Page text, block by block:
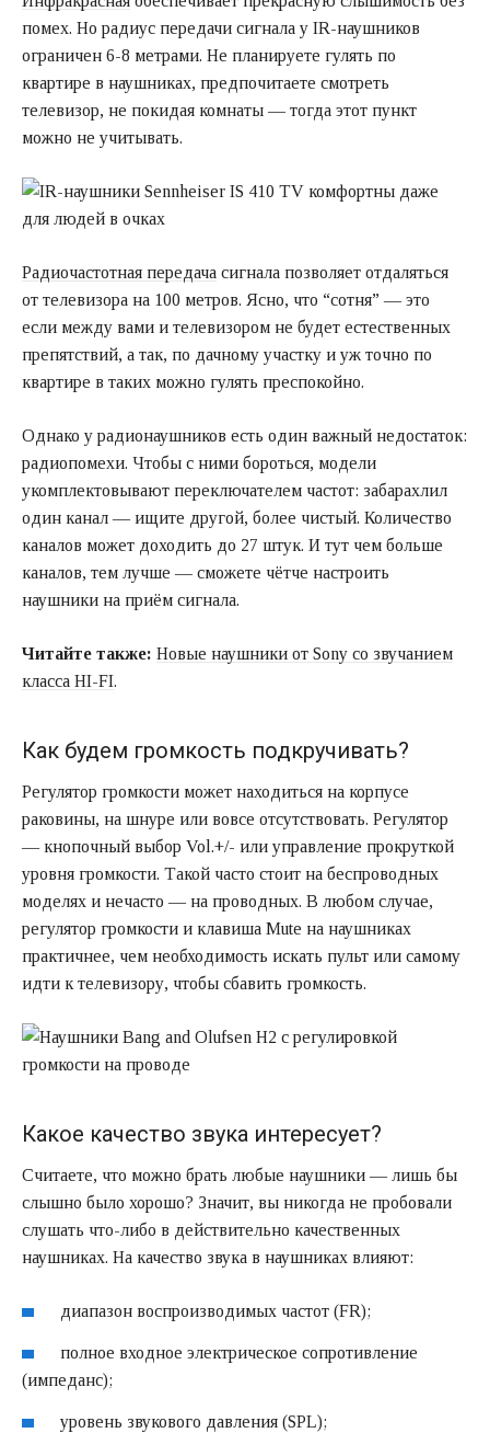
помех. Но радиус передачи сигнала у IR-наушников
ограничен 6-8 метрами. Не планируете гулять по
квартире в наушниках, предпочитаете смотреть
телевизор, не покидая комнаты — тогда этот пункт
можно не учитывать.
Радиочастотная передача сигнала позволяет отдаляться
от телевизора на 100 метров. Ясно, что “сотня” — это
если между вами и телевизором не будет естественных
препятствий, а так, по дачному участку и уж точно по
квартире в таких можно гулять преспокойно.
Однако у радионаушников есть один важный недостаток:
радиопомехи. Чтобы с ними бороться, модели
укомплектовывают переключателем частот: забарахлил
один канал — ищите другой, более чистый. Количество
каналов может доходить до 27 штук. И тут чем больше
каналов, тем лучше — сможете чётче настроить
наушники на приём сигнала.
Читайте также: Новые наушники от Sony со звучанием
класса HI-FI.
Как будем громкость подкручивать?
Регулятор громкости может находиться на корпусе
раковины, на шнуре или вовсе отсутствовать. Регулятор
— кнопочный выбор Vol.+/- или управление прокруткой
уровня громкости. Такой часто стоит на беспроводных
моделях и нечасто — на проводных. В любом случае,
регулятор громкости и клавиша Mute на наушниках
практичнее, чем необходимость искать пульт или самому
идти к телевизору, чтобы сбавить громкость.
Какое качество звука интересует?
Считаете, что можно брать любые наушники — лишь бы
слышно было хорошо? Значит, вы никогда не пробовали
слушать что-либо в действительно качественных
наушниках. На качество звука в наушниках влияют:
диапазон воспроизводимых частот (FR);
полное входное электрическое сопротивление
(импеданс);
уровень звукового давления (SPL);